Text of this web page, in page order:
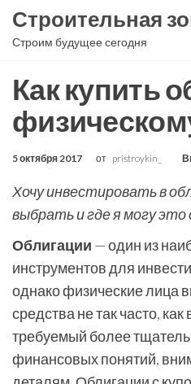
Перейти
Строительная
Строим будущее сегодня
Как купить
5 октября 2017 от pristroykin_
Хочу инвестировать в
выбрать и где я могу это
Облигации — один из
инструментов для
однако физические лица
средства не так часто,
требуемый более
финансовых понятий,